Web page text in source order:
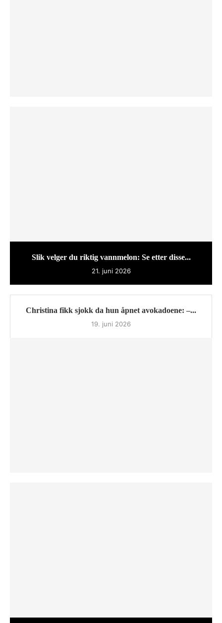
Slik velger du riktig vannmelon: Se etter disse...
21. juni 2026
Christina fikk sjokk da hun åpnet avokadoene: –...
19. juni 2026